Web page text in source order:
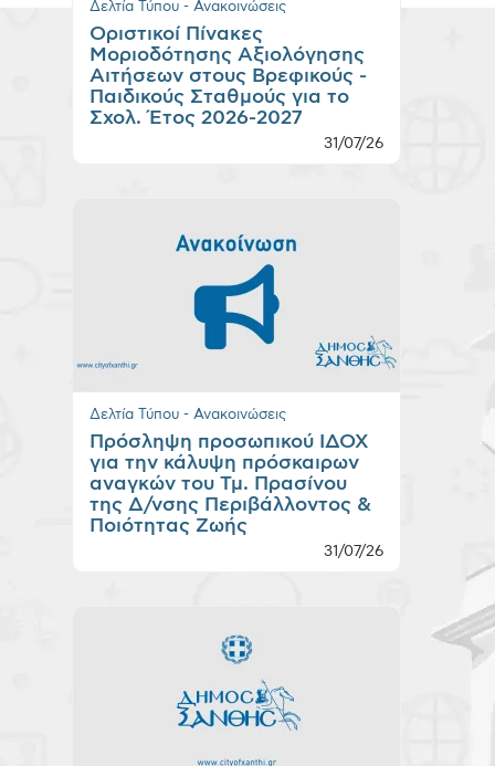
Δελτία Τύπου - Ανακοινώσεις
Οριστικοί Πίνακες
Μοριοδότησης Αξιολόγησης
Αιτήσεων στους Βρεφικούς -
Παιδικούς Σταθμούς για το
Σχολ. Έτος 2026-2027
31/07/26
Δελτία Τύπου - Ανακοινώσεις
Πρόσληψη προσωπικού ΙΔΟΧ
για την κάλυψη πρόσκαιρων
αναγκών του Τμ. Πρασίνου
της Δ/νσης Περιβάλλοντος &
Ποιότητας Ζωής
31/07/26